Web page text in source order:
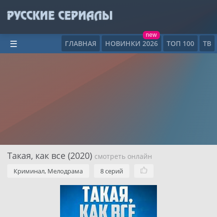
ГЛАВНАЯ НОВИНКИ 2026
new
ТОП 100 ТВ
☰
Такая, как все (2020) смотреть онлайн
Криминал, Мелодрама 8 серий